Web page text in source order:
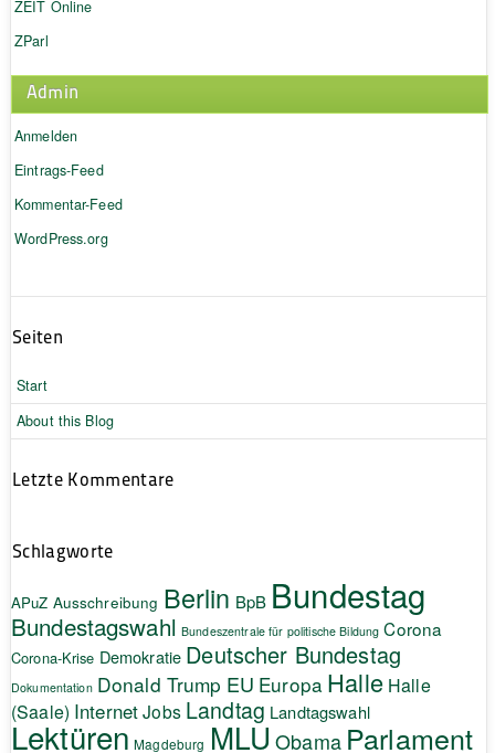
ZEIT Online
ZParl
Admin
Anmelden
Eintrags-Feed
Kommentar-Feed
WordPress.org
Seiten
Start
About this Blog
Letzte Kommentare
Schlagworte
APuZ Ausschreibung Berlin BpB Bundestag
Bundestagswahl Bundeszentrale für politische Bildung Corona
Corona-Krise Demokratie Deutscher Bundestag
Dokumentation Donald Trump EU Europa Halle Halle
(Saale) InternetJobs Landtag Landtagswahl
Lektüren Magdeburg MLU Obama Parlament